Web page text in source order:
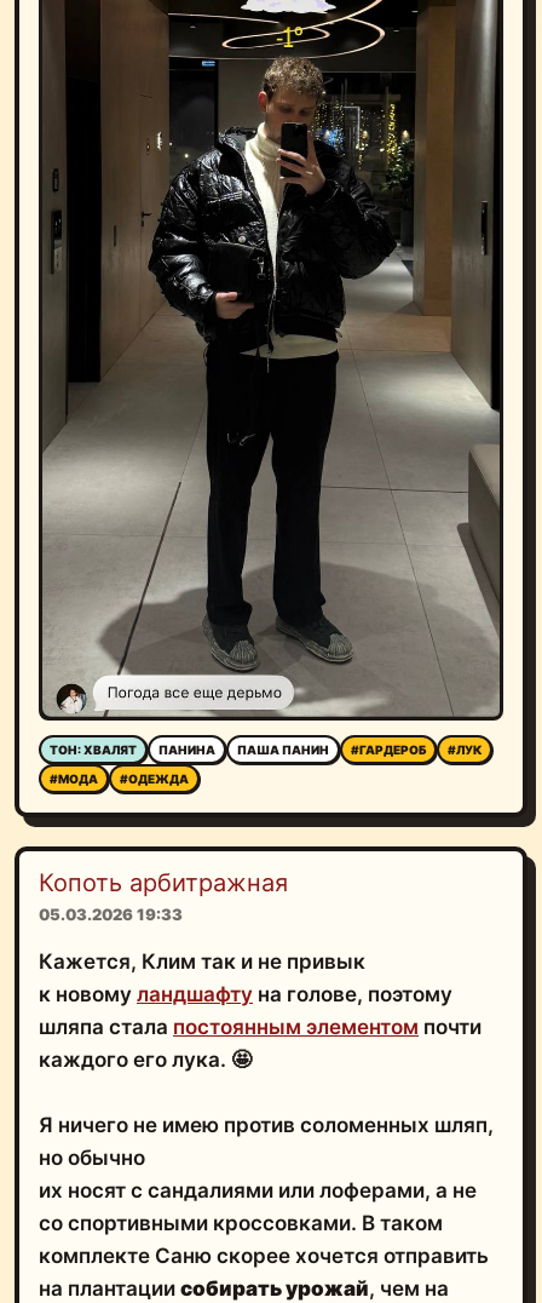
ТОН: ХВАЛЯТ ПАНИНА ПАША ПАНИН #ГАРДЕРОБ
#ЛУК
#МОДА
#ОДЕЖДА
Копоть арбитражная
05.03.2026 19:33
Кажется, Клим так и не привык
к новому ландшафту на голове, поэтому
шляпа стала постоянным элементом почти
каждого его лука. 🤩
Я ничего не имею против соломенных шляп,
но обычно
их носят с сандалиями или лоферами, а не
со спортивными кроссовками. В таком
комплекте Саню скорее хочется отправить
на плантации собирать урожай, чем на